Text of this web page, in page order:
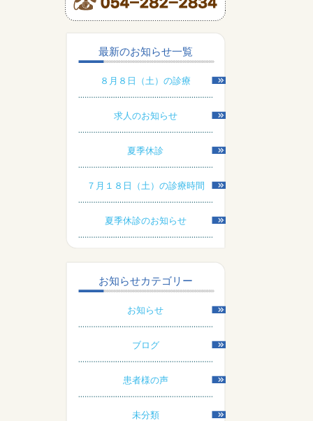
最新のお知らせ一覧
８月８日（土）の診療
求人のお知らせ
夏季休診
７月１８日（土）の診療時間
夏季休診のお知らせ
お知らせカテゴリー
お知らせ
ブログ
患者様の声
未分類